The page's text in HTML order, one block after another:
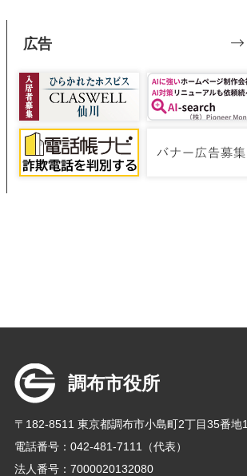
広告
調布市役所
〒182-8511 東京都調布市小島町2丁目35番地1
電話番号：042-481-7111（代表）
法人番号：7000020132080